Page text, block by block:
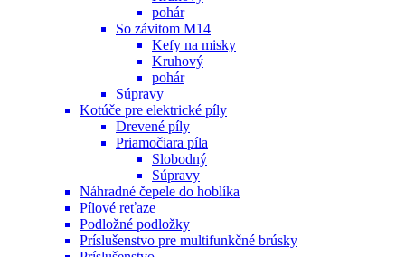
pohár
So závitom M14
Kefy na misky
Kruhový
pohár
Súpravy
Kotúče pre elektrické píly
Drevené píly
Priamočiara píla
Slobodný
Súpravy
Náhradné čepele do hoblíka
Pílové reťaze
Podložné podložky
Príslušenstvo pre multifunkčné brúsky